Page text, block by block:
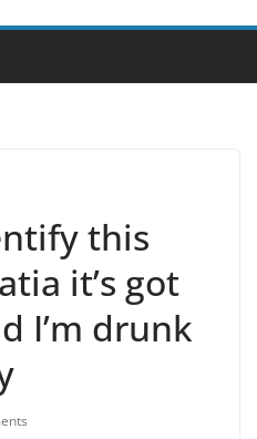
this
it’s got
I’m drunk